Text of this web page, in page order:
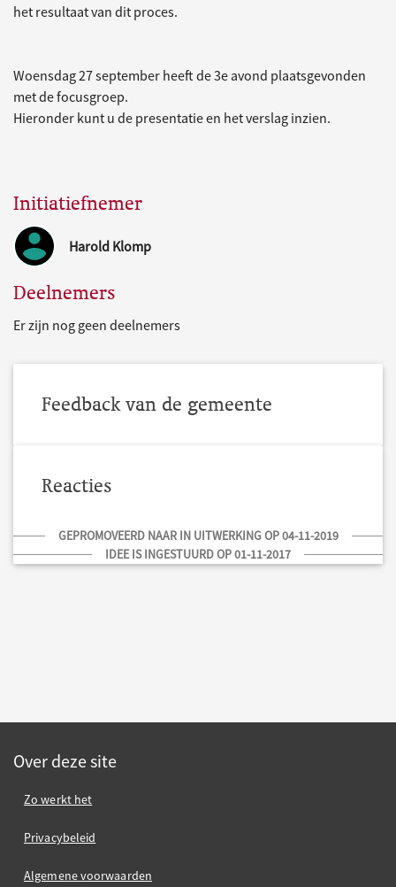
het resultaat van dit proces.
Woensdag 27 september heeft de 3e avond plaatsgevonden
met de focusgroep.
Hieronder kunt u de presentatie en het verslag inzien.
Initiatiefnemer
Harold Klomp
Deelnemers
Er zijn nog geen deelnemers
Feedback van de gemeente
Reacties
GEPROMOVEERD NAAR IN UITWERKING OP 04-11-2019
IDEE IS INGESTUURD OP 01-11-2017
Over deze site
Zo werkt het
Privacybeleid
Algemene voorwaarden